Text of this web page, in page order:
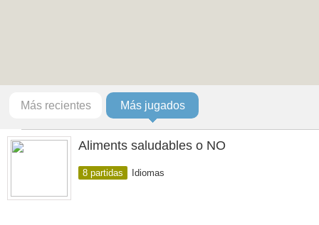
Más recientes Más jugados
Aliments saludables o NO
8 partidas Idiomas